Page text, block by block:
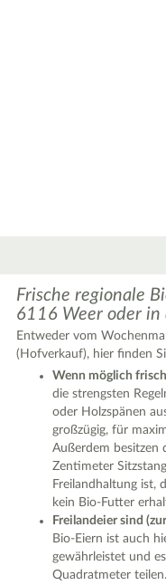
| © OpenStreetMap
OpenStreetMap
Frische regionale
6116 Weer oder in
Entweder vom
(Hofverkauf), hier finden
Wenn möglich
die strengsten
oder Holzspänen
großzügig, für
Außerdem besitzen
Zentimeter
Freilandhaltung ist,
kein Bio-Futter
Freilandeier sind
Bio-Eiern ist auch
gewährleistet und
Quadratmeter